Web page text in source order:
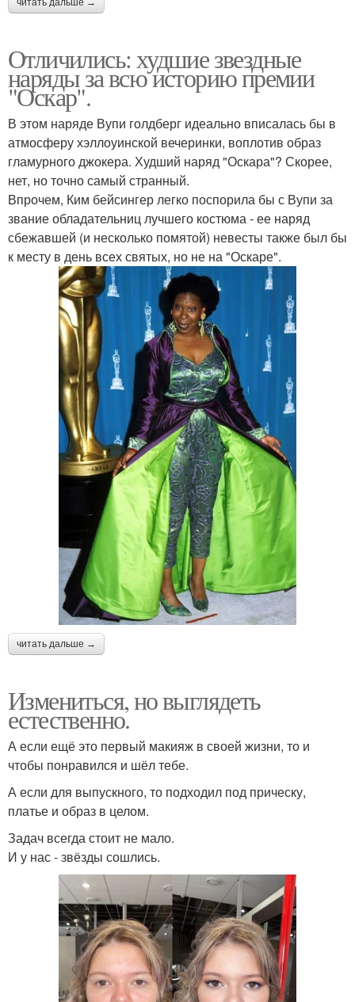
читать дальше →
Отличились: худшие звездные
наряды за всю историю премии
"Оскар".
В этом наряде Вупи голдберг идеально вписалась бы в
атмосферу хэллоуинской вечеринки, воплотив образ
гламурного джокера. Худший наряд "Оскара"? Скорее,
нет, но точно самый странный.
Впрочем, Ким бейсингер легко поспорила бы с Вупи за
звание обладательниц лучшего костюма - ее наряд
сбежавшей (и несколько помятой) невесты также был бы
к месту в день всех святых, но не на "Оскаре".
читать дальше →
Измениться, но выглядеть
естественно.
А если ещё это первый макияж в своей жизни, то и
чтобы понравился и шёл тебе.
А если для выпускного, то подходил под прическу,
платье и образ в целом.
Задач всегда стоит не мало.
И у нас - звёзды сошлись.